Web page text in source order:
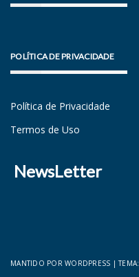
POLÍTICA DE PRIVACIDADE
Política de Privacidade
Termos de Uso
NewsLetter
MANTIDO POR WORDPRESS |TEMA: